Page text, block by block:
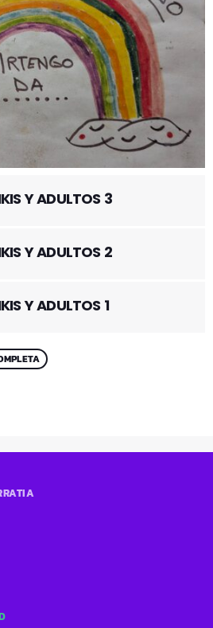
Y ADULTOS 1
Y ADULTOS 2
Y ADULTOS 3